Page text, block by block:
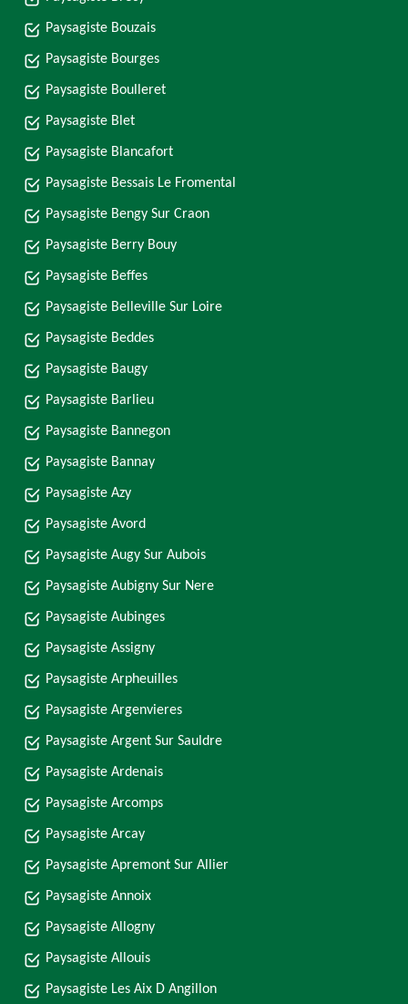
Paysagiste Bouzais
Paysagiste Bourges
Paysagiste Boulleret
Paysagiste Blet
Paysagiste Blancafort
Paysagiste Bessais Le Fromental
Paysagiste Bengy Sur Craon
Paysagiste Berry Bouy
Paysagiste Beffes
Paysagiste Belleville Sur Loire
Paysagiste Beddes
Paysagiste Baugy
Paysagiste Barlieu
Paysagiste Bannegon
Paysagiste Bannay
Paysagiste Azy
Paysagiste Avord
Paysagiste Augy Sur Aubois
Paysagiste Aubigny Sur Nere
Paysagiste Aubinges
Paysagiste Assigny
Paysagiste Arpheuilles
Paysagiste Argenvieres
Paysagiste Argent Sur Sauldre
Paysagiste Ardenais
Paysagiste Arcomps
Paysagiste Arcay
Paysagiste Apremont Sur Allier
Paysagiste Annoix
Paysagiste Allogny
Paysagiste Allouis
Paysagiste Les Aix D Angillon